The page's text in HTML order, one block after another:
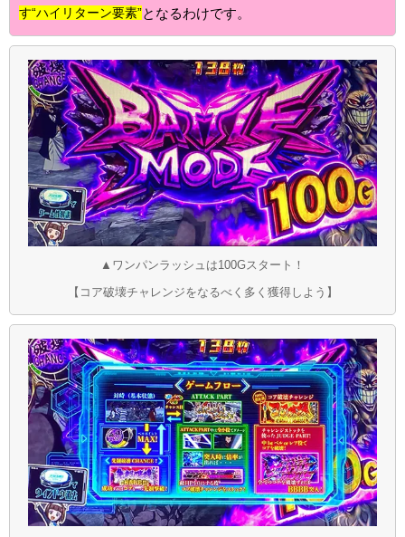
す“ハイリターン要素”となるわけです。
▲ワンパンラッシュは100Gスタート！
【コア破壊チャレンジをなるべく多く獲得しよう】